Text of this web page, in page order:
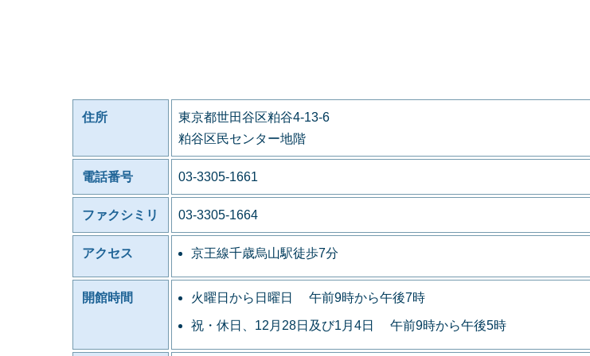
住所
東京都世田谷区粕谷4-13-6
粕谷区民センター地階
電話番号 03-3305-1661
ファクシミリ 03-3305-1664
アクセス 京王線千歳烏山駅徒歩7分
開館時間 火曜日から日曜日 午前9時から午後7時
祝・休日、12月28日及び1月4日 午前9時から午後5時